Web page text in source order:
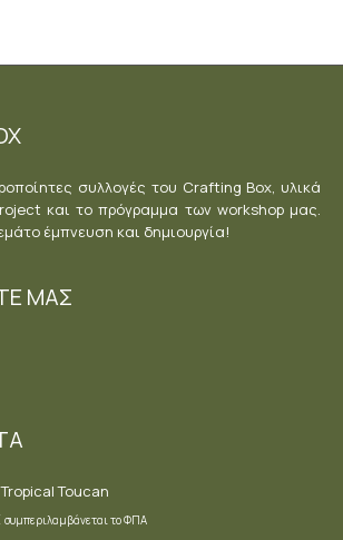
συλλογές του Crafting Box, υλικά
και το πρόγραμμα των workshop μας.
έμπνευση και δημιουργία!
ΜΑΣ
Toucan
συμπεριλαμβάνεται το ΦΠΑ